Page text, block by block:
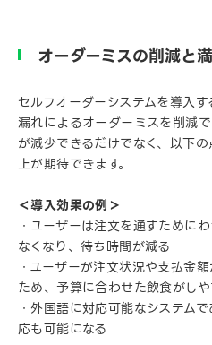
オーダーミスの削減と
セルフオーダーシステムを導入
漏れによるオーダーミスを削減
が減少できるだけでなく、以下
上が期待できます。
＜導入効果の例＞
・ユーザーは注文を通すために
なくなり、待ち時間が減る
・ユーザーが注文状況や支払金
ため、予算に合わせた飲食がしや
・外国語に対応可能なシステム
応も可能になる